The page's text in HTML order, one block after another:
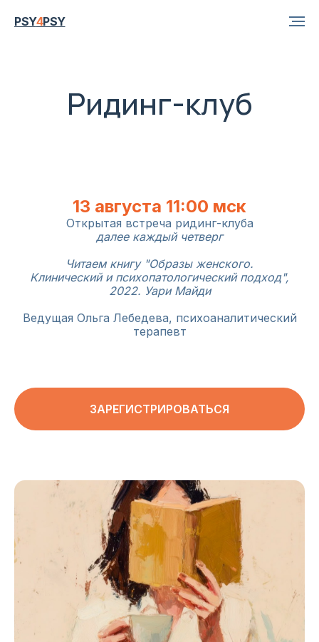
PSY4PSY
Ридинг-клуб
13 августа 11:00 мск
Открытая встреча ридинг-клуба
далее каждый четверг
Читаем книгу "Образы женского.
Клинический и психопатологический подход",
2022. Уари Майди
Ведущая Ольга Лебедева, психоаналитический
терапевт
ЗАРЕГИСТРИРОВАТЬСЯ